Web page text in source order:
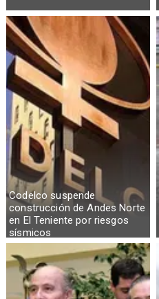
Codelco suspende
construcción de Andes Norte
en El Teniente por riesgos
sísmicos